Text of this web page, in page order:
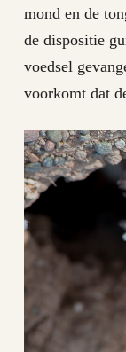
mond en de
de dispositie
voedsel
voorkomt dat